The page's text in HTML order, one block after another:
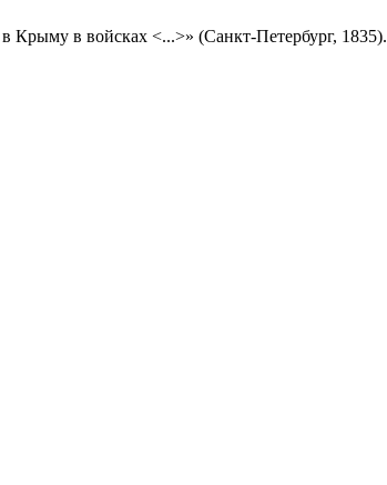
Крыму в войсках <...>» (Санкт-Петербург, 1835).